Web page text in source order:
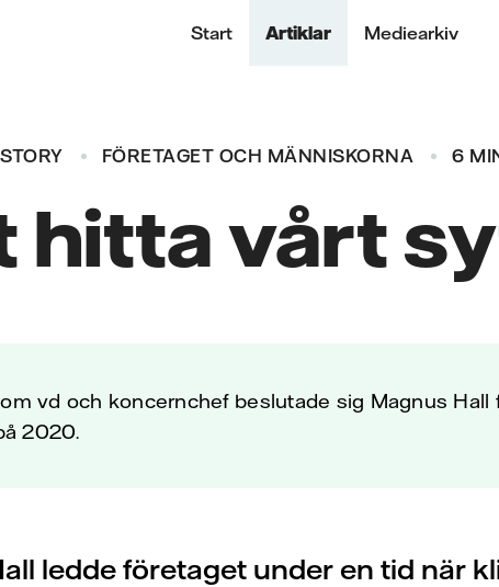
Start Artiklar Mediearkiv
STORY FÖRETAGET OCH MÄNNISKORNA 6
hitta vårt
vd och koncernchef beslutade sig Magnus Hall
2020.
ledde företaget under en tid när